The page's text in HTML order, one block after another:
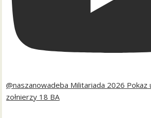
@naszanowadeba Militariada 2026 Pokaz
zołnierzy 18 BA